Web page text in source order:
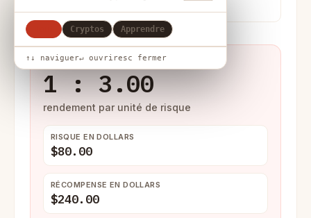
Cryptos Apprendre
↑↓ naviguer↵ ouvriresc fermer
RATIO RISQUE/RENDEMENT
1 : 3.00
rendement par unité de risque
RISQUE EN DOLLARS
$80.00
RÉCOMPENSE EN DOLLARS
$240.00